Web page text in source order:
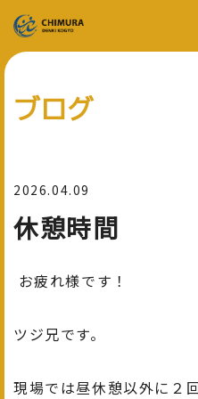
ブログ
2026.04.09
休憩時間
お疲れ様です！
ツジ兄です。
現場では昼休憩以外に２